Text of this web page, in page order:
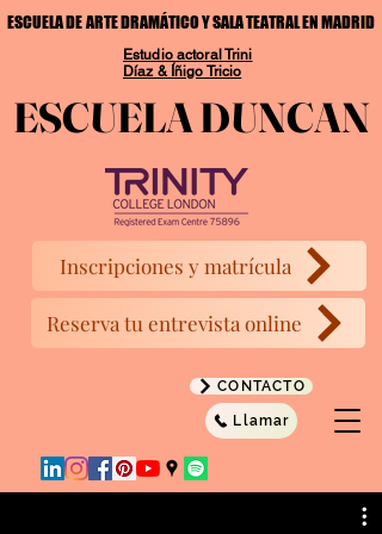
CONTACTO
Llamar
Reserva tu entrevista online
ESCUELA DE ARTE DRAMÁTICO Y SALA TEATRAL EN MADRID
ESCUELA DE ARTE DRAMÁTICO Y SALA TEATRAL EN MADRID
ESCUELA DUNCAN
ESCUELA DUNCAN
Inscripciones y matrícula
Estudio actoral Trini
Díaz & Íñigo Tricio